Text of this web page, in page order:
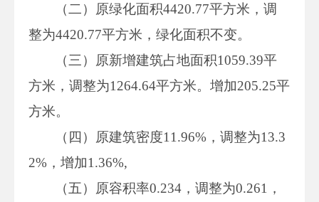
（二）原绿化面积4420.77平方米，调
整为4420.77平方米，绿化面积不变。
（三）原新增建筑占地面积1059.39平
方米，调整为1264.64平方米。增加205.25平
方米。
（四）原建筑密度11.96%，调整为13.3
2%，增加1.36%,
（五）原容积率0.234，调整为0.261，